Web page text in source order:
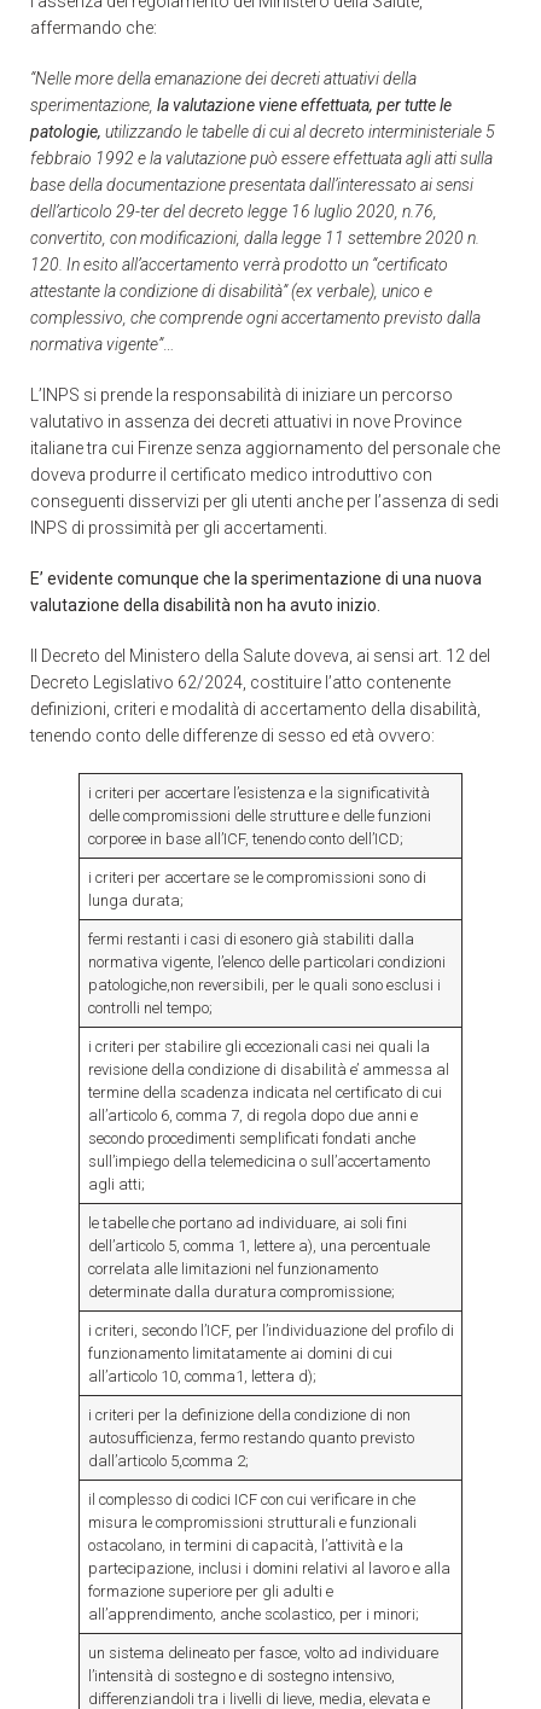
affermando che:
“Nelle more della emanazione dei decreti attuativi della
sperimentazione, la valutazione viene effettuata, per tutte le
patologie, utilizzando le tabelle di cui al decreto interministeriale 5
febbraio 1992 e la valutazione può essere effettuata agli atti sulla
base della documentazione presentata dall’interessato ai sensi
dell’articolo 29-ter del decreto legge 16 luglio 2020, n.76,
convertito, con modificazioni, dalla legge 11 settembre 2020 n.
120. In esito all’accertamento verrà prodotto un “certificato
attestante la condizione di disabilità” (ex verbale), unico e
complessivo, che comprende ogni accertamento previsto dalla
normativa vigente”…
L’INPS si prende la responsabilità di iniziare un percorso
valutativo in assenza dei decreti attuativi in nove Province
italiane tra cui Firenze senza aggiornamento del personale che
doveva produrre il certificato medico introduttivo con
conseguenti disservizi per gli utenti anche per l’assenza di sedi
INPS di prossimità per gli accertamenti.
E’ evidente comunque che la sperimentazione di una nuova
valutazione della disabilità non ha avuto inizio.
Il Decreto del Ministero della Salute doveva, ai sensi art. 12 del
Decreto Legislativo 62/2024, costituire l’atto contenente
definizioni, criteri e modalità di accertamento della disabilità,
tenendo conto delle differenze di sesso ed età ovvero:
i criteri per accertare l’esistenza e la significatività
delle compromissioni delle strutture e delle funzioni
corporee in base all’ICF, tenendo conto dell’ICD;
i criteri per accertare se le compromissioni sono di
lunga durata;
fermi restanti i casi di esonero già stabiliti dalla
normativa vigente, l’elenco delle particolari condizioni
patologiche,non reversibili, per le quali sono esclusi i
controlli nel tempo;
i criteri per stabilire gli eccezionali casi nei quali la
revisione della condizione di disabilità e’ ammessa al
termine della scadenza indicata nel certificato di cui
all’articolo 6, comma 7, di regola dopo due anni e
secondo procedimenti semplificati fondati anche
sull’impiego della telemedicina o sull’accertamento
agli atti;
le tabelle che portano ad individuare, ai soli fini
dell’articolo 5, comma 1, lettere a), una percentuale
correlata alle limitazioni nel funzionamento
determinate dalla duratura compromissione;
i criteri, secondo l’ICF, per l’individuazione del profilo di
funzionamento limitatamente ai domini di cui
all’articolo 10, comma1, lettera d);
i criteri per la definizione della condizione di non
autosufficienza, fermo restando quanto previsto
dall’articolo 5,comma 2;
il complesso di codici ICF con cui verificare in che
misura le compromissioni strutturali e funzionali
ostacolano, in termini di capacità, l’attività e la
partecipazione, inclusi i domini relativi al lavoro e alla
formazione superiore per gli adulti e
all’apprendimento, anche scolastico, per i minori;
un sistema delineato per fasce, volto ad individuare
l’intensità di sostegno e di sostegno intensivo,
differenziandoli tra i livelli di lieve, media, elevata e